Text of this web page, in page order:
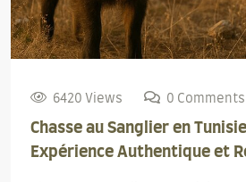
6420 Views 0 Comments
Chasse au Sanglier en
Expérience Authentique et